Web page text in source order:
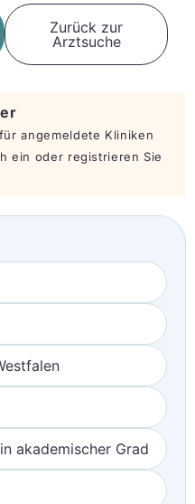
Zurück zur
Arztsuche
angemeldete Kliniken
ein oder registrieren Sie
akademischer Grad